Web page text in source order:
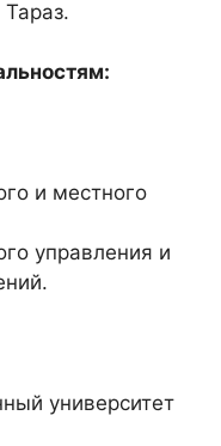
и местного
управления и
университет